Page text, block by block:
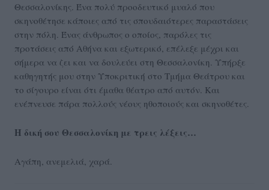
Θεσσαλονίκης. Ένα πολύ προοδευτικό μυαλό που
σκηνοθέτησε κάποιες από τις σπουδαιότερες παραστάσεις
στην πόλη. Ένας άνθρωπος ο οποίος, παρόλες τις
προτάσεις από Αθήνα και εξωτερικό, επέλεξε μέχρι και
σήμερα να ζει και να δουλεύει στη Θεσσαλονίκη. Υπήρξε
καθηγητής μου στην Υποκριτική στο Τμήμα Θεάτρου και
το σίγουρο είναι ότι έμαθα θέατρο από αυτόν. Και
ενέπνευσε πάρα πολλούς νέους ηθοποιούς και σκηνοθέτες.
Η δική σου Θεσσαλονίκη με τρεις λέξεις…
Αγάπη, ανεμελιά, χαρά.